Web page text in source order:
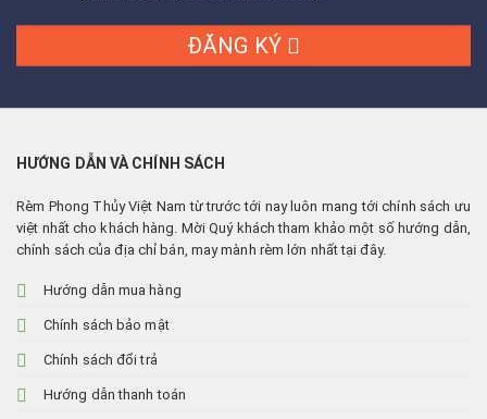
ĐĂNG KÝ
HƯỚNG DẪN VÀ CHÍNH SÁCH
Rèm Phong Thủy Việt Nam từ trước tới nay luôn mang tới chính sách ưu
việt nhất cho khách hàng. Mời Quý khách tham khảo một số hướng dẫn,
chính sách của địa chỉ bán, may mành rèm lớn nhất tại đây.
Hướng dẫn mua hàng
Chính sách bảo mật
Chính sách đổi trả
Hướng dẫn thanh toán